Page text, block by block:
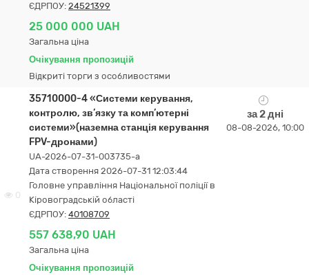
ЄДРПОУ: 24521399
25 000 000 UAH
Загальна ціна
Очікування пропозицій
Відкриті торги з особливостями
0
35710000-4 «Системи керування,
контролю, зв’язку та комп’ютерні
системи»(наземна станція керування
FPV-дронами)
UA-2026-07-31-003735-a
Дата створення 2026-07-31 12:03:44
Головне управління Національної поліції в
Кіровоградській області
ЄДРПОУ: 40108709
557 638,90 UAH
Загальна ціна
Очікування пропозицій
за 2 дні
08-08-2026, 10:00